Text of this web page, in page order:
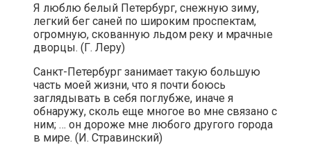
Я люблю белый Петербург, снежную зиму,
легкий бег саней по широким проспектам,
огромную, скованную льдом реку и мрачные
дворцы. (Г. Леру)
Санкт-Петербург занимает такую большую
часть моей жизни, что я почти боюсь
заглядывать в себя поглубже, иначе я
обнаружу, сколь еще многое во мне связано с
ним; … он дороже мне любого другого города
в мире. (И. Стравинский)